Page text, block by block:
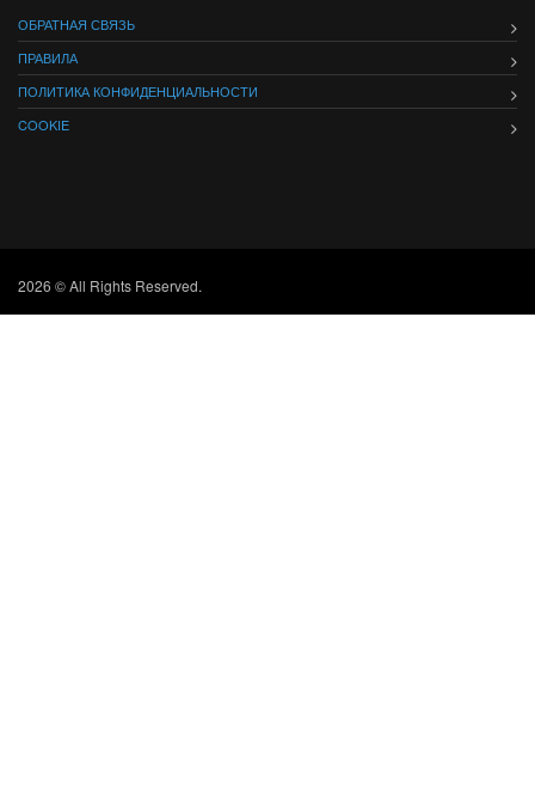
ОБРАТНАЯ СВЯЗЬ
ПРАВИЛА
ПОЛИТИКА КОНФИДЕНЦИАЛЬНОСТИ
COOKIE
2026 © All Rights Reserved.